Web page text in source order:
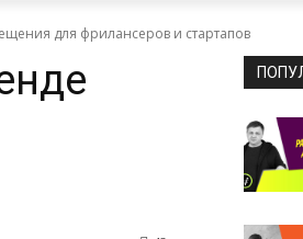
для фрилансеров и стартапов